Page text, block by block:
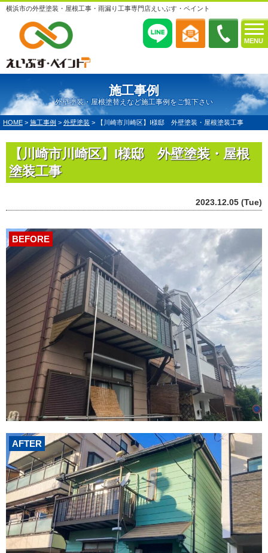
MENU
横浜市の外壁塗装・屋根工事・雨漏り工事専門店えいぶす・ペイント
施工事例
外壁塗装・屋根塗替えなど施工事例をご覧下さい
HOME > 施工事例 > 外壁塗装 > 【川崎市川崎区】I様邸 外壁塗装・屋根塗装工事
【川崎市川崎区】I様邸 外壁塗装・屋根
塗装工事
2023.12.05 (Tue)
AFTER
BEFORE